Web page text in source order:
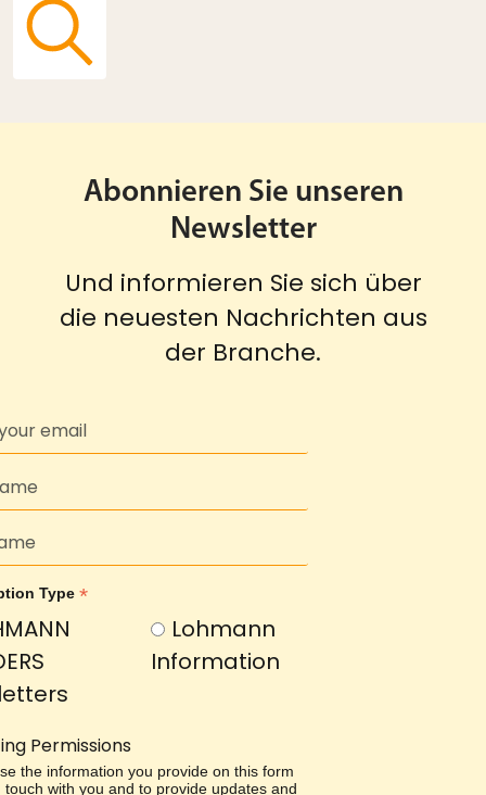
Abonnieren Sie unseren
Newsletter
Und informieren Sie sich über
die neuesten Nachrichten aus
der Branche.
Type *
Lohmann
Information
Permissions
the information you provide on this form
touch with you and to provide updates and